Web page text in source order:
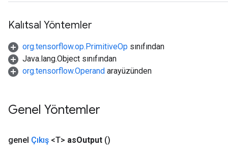
Kalıtsal Yöntemler
org.tensorflow.op.PrimitiveOp sınıfından
Java.lang.Object sınıfından
org.tensorflow.Operand arayüzünden
Genel Yöntemler
genel Çıkış <T> asOutput ()